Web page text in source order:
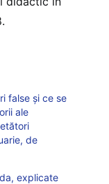
false și ce se
ale
de
explicate